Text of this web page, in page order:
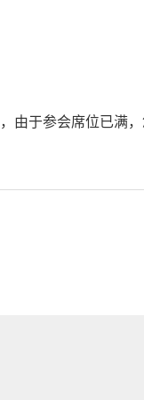
由于参会席位已满